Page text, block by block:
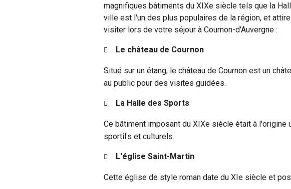
magnifiques bâtiments du XIXe siècle tels que la
ville est l'un des plus populaires de la région, et
visiter lors de votre séjour à Cournon-d'Auvergne :
Le château de Cournon
Situé sur un étang, le château de Cournon est un
au public pour des visites guidées.
La Halle des Sports
Ce bâtiment imposant du XIXe siècle était à
sportifs et culturels.
L'église Saint-Martin
Cette église de style roman date du XIe siècle et